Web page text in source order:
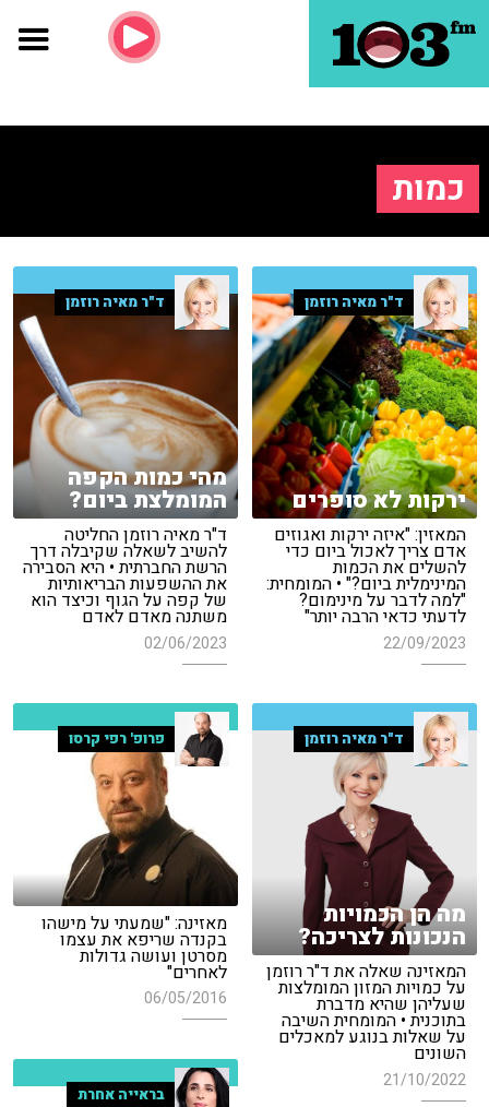
כמות
ד"ר מאיה רוזמן
ירקות לא סופרים
המאזין: "איזה ירקות ואגוזים
אדם צריך לאכול ביום כדי
להשלים את הכמות
המינימלית ביום?" • המומחית:
"למה לדבר על מינימום?
לדעתי כדאי הרבה יותר"
22/09/2023
ד"ר מאיה רוזמן
מהי כמות הקפה
המומלצת ביום?
ד"ר מאיה רוזמן החליטה
להשיב לשאלה שקיבלה דרך
הרשת החברתית • היא הסבירה
את ההשפעות הבריאותיות
של קפה על הגוף וכיצד הוא
משתנה מאדם לאדם
02/06/2023
ד"ר מאיה רוזמן
מה הן הכמויות
הנכונות לצריכה?
המאזינה שאלה את ד"ר רוזמן
על כמויות המזון המומלצות
שעליהן שהיא מדברת
בתוכנית • המומחית השיבה
על שאלות בנוגע למאכלים
השונים
21/10/2022
פרופ' רפי קרסו
מאזינה: "שמעתי על מישהו
בקנדה שריפא את עצמו
מסרטן ועושה גדולות
לאחרים"
06/05/2016
בראייה אחרת